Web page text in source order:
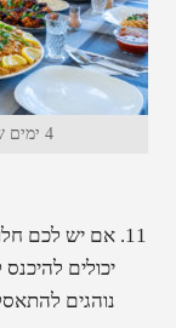
אם יש לכם
יכולים
נוהגים